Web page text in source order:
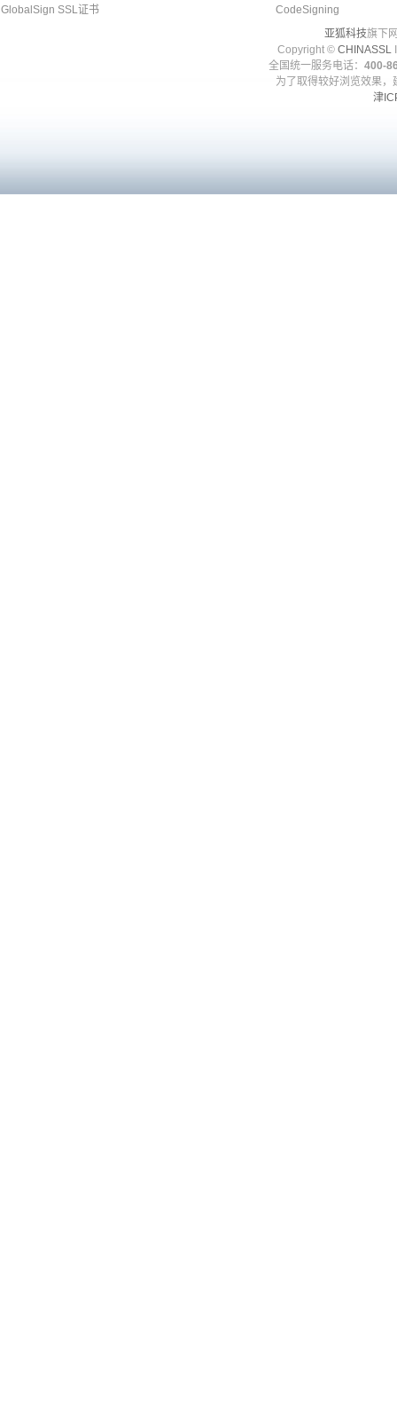
GlobalSign SSL证书
CodeSigning
亚狐科技旗下
Copyright © CHINASSL
全国统一服务电话： 400-
为了取得较好浏览效果
津